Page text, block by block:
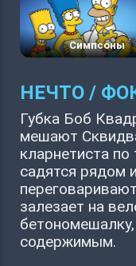
Симпсоны
НЕЧТО /
Губка Боб
мешают
кларнетиста
садятся рядом
залезает на
содержимым.